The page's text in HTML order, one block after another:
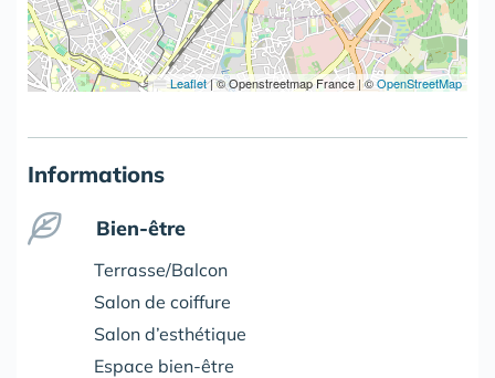
Leaflet|© Openstreetmap France | ©OpenStreetMap
Informations
Bien-être
Terrasse/Balcon
Salon de coiffure
Salon d’esthétique
Espace bien-être